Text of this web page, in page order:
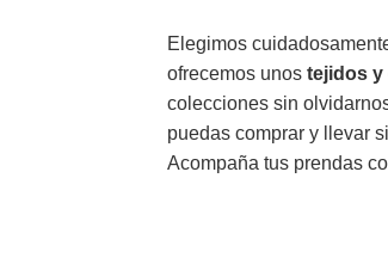
Elegimos
ofrecemos unostejidos y
colecciones sin
puedas comprar y llevar
Acompaña tus prendas